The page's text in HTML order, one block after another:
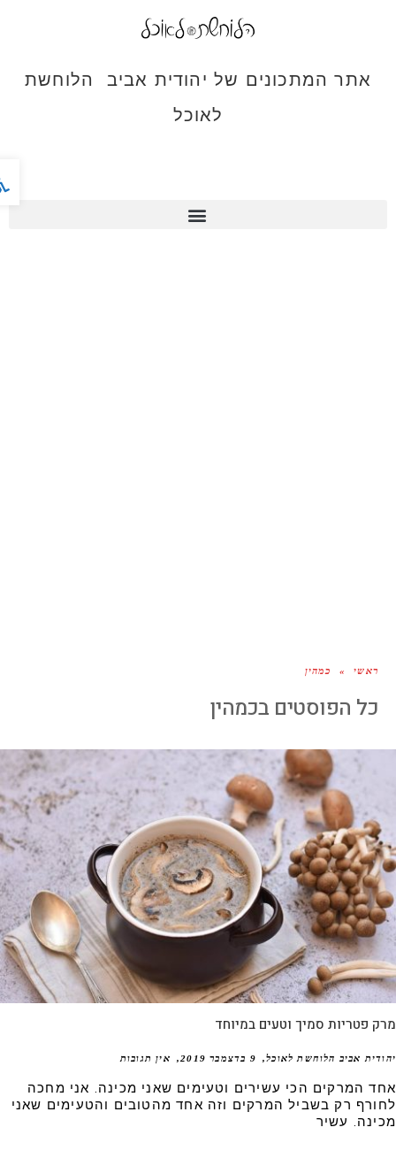
אתר המתכונים של יהודית אביב הלוחשת
לאוכל
ראשי » כמהין
כל הפוסטים ב כמהין
פטריות סמיך וטעים במיוחד
אביב הלוחשת לאוכל 9 בדצמבר 2019 אין תגובות
המרקים הכי עשירים וטעימים שאני מכינה. אני מחכה
רק בשביל המרקים וזה אחד מהטובים והטעימים שאני
עשיר